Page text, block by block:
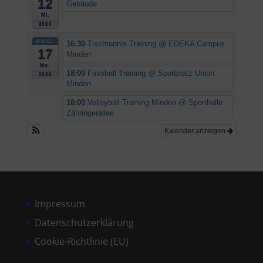
12
Mi.
2026
Gebäude
AUG.
17
Mo.
2026
16:30Tischtennis Training @ EDEKA Campus
Minden
18:00 Fussball Training @ Sportplatz Union
Minden
18:00Volleyball Training Minden @ Sporthalle
Zähringerallee
Kalender anzeigen
Impressum
Datenschutzerklärung
Cookie-Richtlinie (EU)